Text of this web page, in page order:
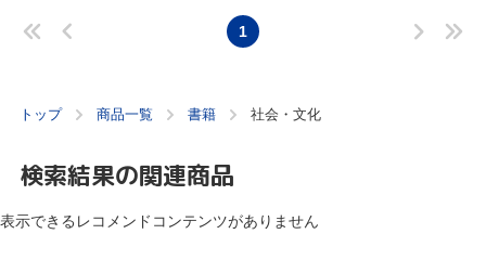
1
トップ 商品一覧 書籍 社会・文化
検索結果の関連商品
表示できるレコメンドコンテンツがありません